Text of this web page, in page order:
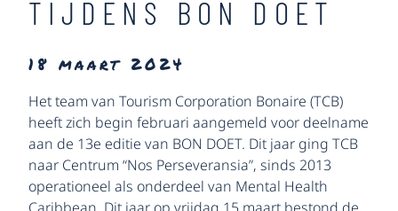
TIJDENS BON DOET
18 maart 2024
Het team van Tourism Corporation Bonaire (TCB)
heeft zich begin februari aangemeld voor deelname
aan de 13e editie van BON DOET. Dit jaar ging TCB
naar Centrum “Nos Perseveransia”, sinds 2013
operationeel als onderdeel van Mental Health